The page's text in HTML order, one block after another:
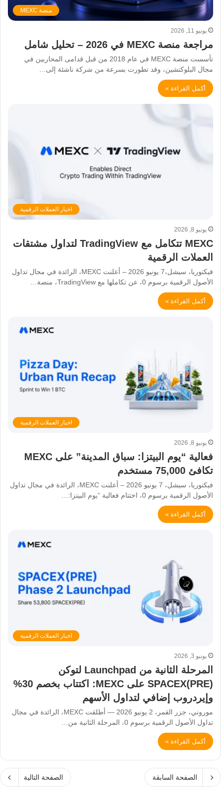
منصة MEXC
يونيو 11, 2026
مراجعة منصة MEXC في 2026 – تحليل شامل
تأسست منصة MEXC في عام 2018 من قبل قدامى المحاربين في
مجال البلوكتشين، وقد تطورت بسرعة من شركة ناشئة إلى…
أكمل القراءة »
اخبار العملات الرقمية
يونيو 8, 2026
MEXC تتكامل مع TradingView لتداول مشتقات
العملات الرقمية
فيكتوريا، سيشل،7 يونيو 2026 – أعلنت MEXC، الرائدة في مجال تداول
الأصول الرقمية برسوم 0، عن تكاملها مع TradingView، منصة…
أكمل القراءة »
اخبار العملات الرقمية
يونيو 8, 2026
فعالية “يوم البيتزا: سباق المدينة” على MEXC
تكافئ 75,000 مستخدم
فيكتوريا، سيشل، 7 يونيو 2026 – أعلنت MEXC، الرائدة في مجال تداول
الأصول الرقمية برسوم 0، اختتام فعالية “يوم البيتزا:…
أكمل القراءة »
اخبار العملات الرقمية
يونيو 3, 2026
المرحلة الثانية من Launchpad لتوكن
SPACEX(PRE) على MEXC: اكتتاب بخصم 30%
وإيردروب إضافي لتداول الأسهم
موروني، جزر القمر، 2 يونيو 2026 — أطلقت MEXC، الرائدة في مجال
تداول الأصول الرقمية برسوم 0، المرحلة الثانية من…
أكمل القراءة »
الصفحة السابقة الصفحة التالية